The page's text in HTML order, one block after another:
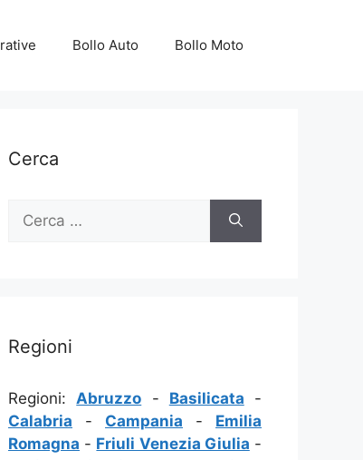
Bollo Auto Bollo Moto
Cerca
Ricerca
Regioni
Regioni:Abruzzo - Basilicata -
Calabria - Campania - Emilia
Romagna - Friuli Venezia Giulia -